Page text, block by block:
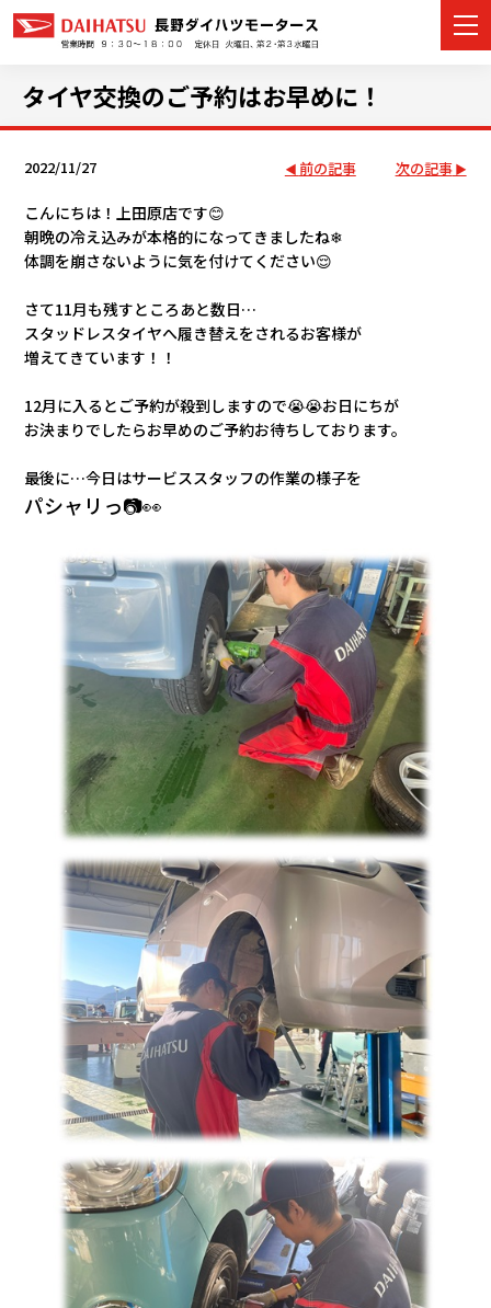
カーラインナップ
展示車・試乗車
イベント・キャンペーン
アフターサポート
タイヤ交換のご予約はお早めに！
2022/11/27 前の記事 次の記事
こんにちは！上田原店です😊
朝晩の冷え込みが本格的になってきましたね❄
体調を崩さないように気を付けてください😌
さて11月も残すところあと数日…
スタッドレスタイヤへ履き替えをされるお客様が
増えてきています！！
12月に入るとご予約が殺到しますので😭😭お日にちが
お決まりでしたらお早めのご予約お待ちしております。
最後に…今日はサービススタッフの作業の様子を
パシャリっ📷👀